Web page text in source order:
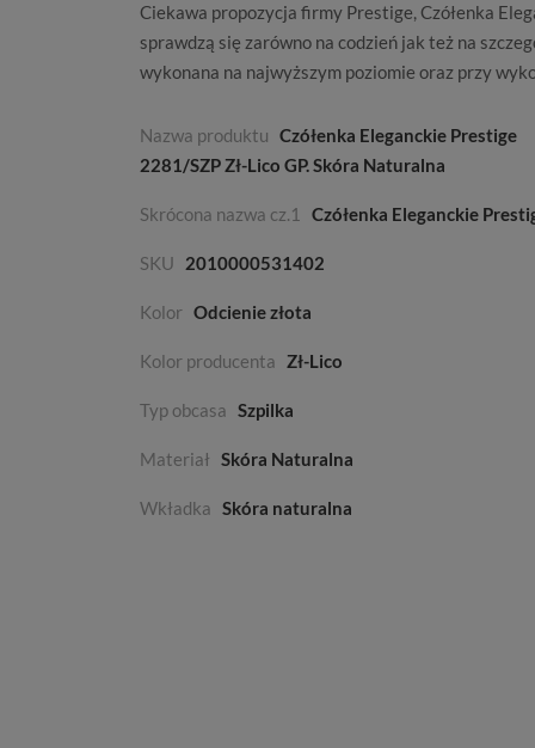
Ciekawa propozycja firmy Prestige, Czółenka
sprawdzą się zarówno na codzień jak też na
wykonana na najwyższym poziomie oraz przy
Nazwa produktu Czółenka Eleganckie Prestige
2281/SZP Zł-Lico GP. Skóra Naturalna
Skrócona nazwa cz.1 Czółenka Eleganckie
SKU 2010000531402
Kolor Odcienie złota
Kolor producenta Zł-Lico
Typ obcasa Szpilka
Materiał Skóra Naturalna
Wkładka Skóra naturalna